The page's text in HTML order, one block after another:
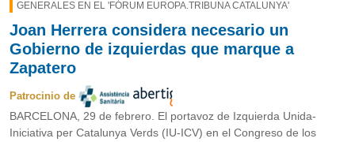
GENERALES EN EL 'FÓRUM EUROPA.TRIBUNA CATALUNYA'
Joan Herrera considera necesario un
Gobierno de izquierdas que marque a
Zapatero
Patrocinio de
BARCELONA, 29 de febrero. El portavoz de Izquierda Unida-
Iniciativa per Catalunya Verds (IU-ICV) en el Congreso de los